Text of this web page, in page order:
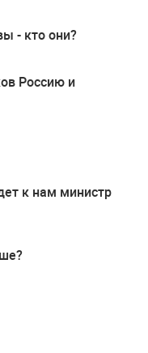
- кто они?
Россию и
к нам министр